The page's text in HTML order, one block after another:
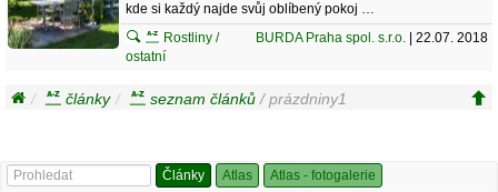
kde si každý najde svůj oblíbený pokoj …
BURDA Praha spol. s.r.o. | 22.07. 2018
Rostliny /
ostatní
články seznam článků / prázdniny1
Články Atlas Atlas - fotogalerie